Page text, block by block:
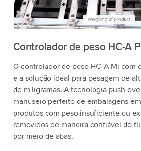
Aceitar Mais
Controlador de peso HC-A
O controlador de peso HC-A-Mi com
é a solução ideal para pesagem de
de miligramas. A tecnologia push-
manuseio perfeito de embalagens
produtos com peso insuficiente ou
removidos de maneira confiável do
por meio de abas.